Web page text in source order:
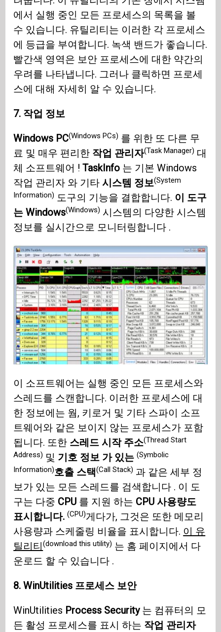
에서 실행 중인 모든 프로세스의 목록을 볼
수 있습니다. 유틸리티는 이러한 각 프로세스
에 등급을 부여합니다. 녹색 밴드가 좋습니다.
빨간색 영역은 보안 프로세스에 대한 약간의
우려를 나타냅니다. 그러나 클릭하면 프로세
스에 대해 자세히 알 수 있습니다.
7. 작업 정보
Windows PC(Windows PCs) 를 위한 또 다른 무
료 및 매우 편리한 작업 관리자(Task Manager) 대
체 소프트웨어 !TaskInfo 는 기본 Windows
작업 관리자 와 기타시스템 정보(System
Information) 도구의 기능을 결합합니다. 이 도구
는 Windows(Windows) 시스템의 다양한 시스템
정보를 실시간으로 모니터링합니다 .
이 소프트웨어는 실행 중인 모든 프로세스와
스레드를 스캔합니다. 이러한 프로세스에 대
한 정보에는 웜, 키로거 및 기타 스파이 소프
트웨어와 같은 보이지 않는 프로세스가 포함
됩니다. 또한 스레드 시작 주소(Thread Start
Address) 및 기호 정보 가 있는(Symbolic
Information)호출 스택(Call Stack) 과 같은 세부 정
보가 있는 모든 스레드를 검색합니다 . 이 도
구는 다중 CPU 를 지원 하는 CPU 사용량도
표시합니다.(CPU)게다가, 그것은 또한 메모리
사용량과 스케줄링 비율을 표시합니다. 이 유
틸리티(download this utility) 는 홈 페이지에서 다
운로드 할 수 있습니다 .
8. WinUtilities 프로세스 보안
WinUtilities Process Security는 컴퓨터의 모
든 활성 프로세스를 표시 하는 작업 관리자